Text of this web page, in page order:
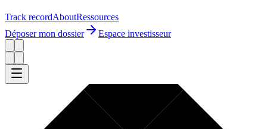
Track recordAboutRessources
Déposer mon dossier
Espace investisseur